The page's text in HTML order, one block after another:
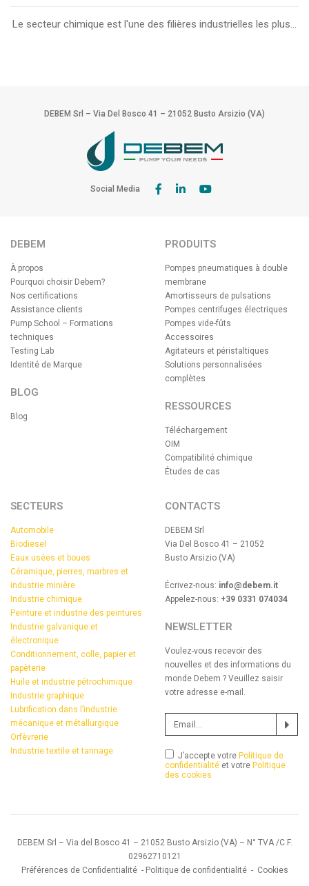
Le secteur chimique est l'une des filières industrielles les plus...
DEBEM Srl – Via Del Bosco 41 – 21052 Busto Arsizio (VA)
Social Media
DEBEM
À propos
Pourquoi choisir Debem?
Nos certifications
Assistance clients
Pump School – Formations
techniques
Testing Lab
Identité de Marque
BLOG
Blog
PRODUITS
Pompes pneumatiques à double
membrane
Amortisseurs de pulsations
Pompes centrifuges électriques
Pompes vide-fûts
Accessoires
Agitateurs et péristaltiques
Solutions personnalisées
complètes
RESSOURCES
Téléchargement
OIM
Compatibilité chimique
Études de cas
SECTEURS
Automobile
Biodiesel
Eaux usées et boues
Céramique, pierres, marbres et
industrie minière
Industrie chimique
Peinture et industrie des peintures
Industrie galvanique et
électronique
Conditionnement, colle, papier et
papèterie
Huile et industrie pétrochimique
Industrie graphique
Lubrification dans l’industrie
mécanique et métallurgique
Orfèvrerie
Industrie textile et tannage
CONTACTS
DEBEM Srl
Via Del Bosco 41 – 21052
Busto Arsizio (VA)
Écrivez-nous: info@debem.it
Appelez-nous: +39 0331 074034
NEWSLETTER
Voulez-vous recevoir des
nouvelles et des informations du
monde Debem ? Veuillez saisir
votre adresse e-mail.
J’accepte votre Politique de
confidentialité et votre Politique
des cookies
DEBEM Srl – Via del Bosco 41 – 21052 Busto Arsizio (VA) – N° TVA /C.F.
02962710121
Préférences de Confidentialité - Politique de confidentialité - Cookies